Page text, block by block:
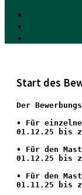
Start des
Der
• Für einzelne
01.12.25 bis
• Für den
01.12.25 bis
• Für den
01.11.25 bis